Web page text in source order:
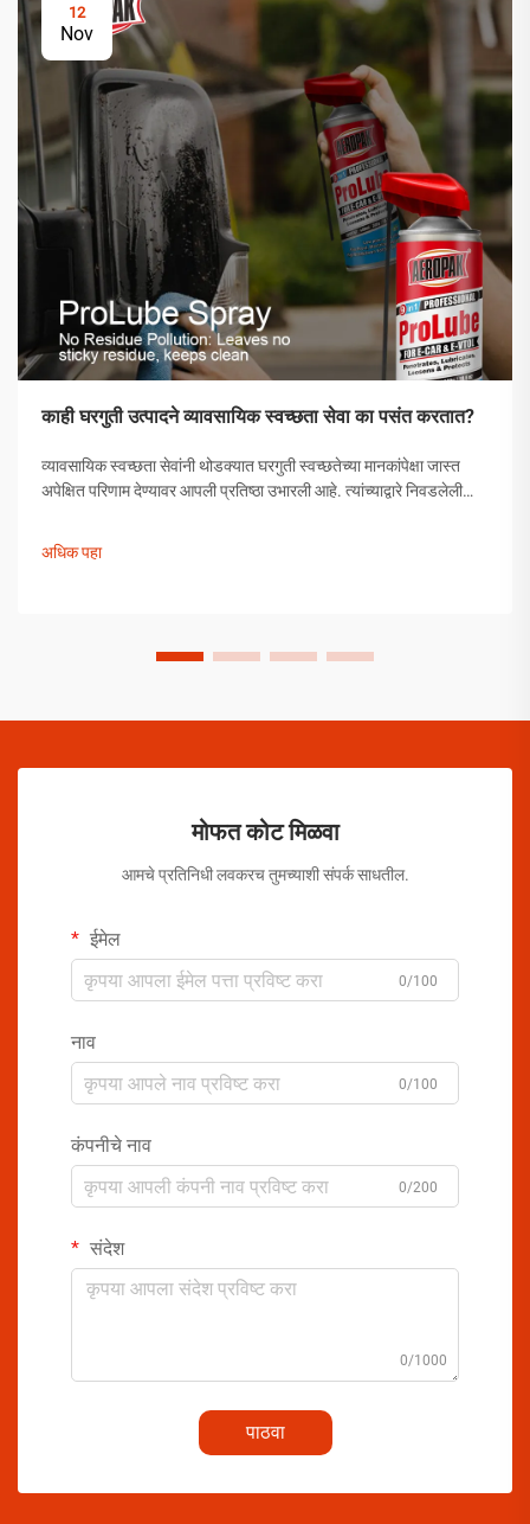
12
Nov
काही घरगुती उत्पादने व्यावसायिक स्वच्छता सेवा का पसंत करतात?
व्यावसायिक स्वच्छता सेवांनी थोडक्यात घरगुती स्वच्छतेच्या मानकांपेक्षा जास्त
अपेक्षित परिणाम देण्यावर आपली प्रतिष्ठा उभारली आहे. त्यांच्याद्वारे निवडलेली
काळजीपूर्वक निवडलेली उपाययोजना आहेत.
अधिक पहा
मोफत कोट मिळवा
आमचे प्रतिनिधी लवकरच तुमच्याशी संपर्क साधतील.
ईमेल
0/100
नाव
0/100
कंपनीचे नाव
0/200
संदेश
0/1000
पाठवा